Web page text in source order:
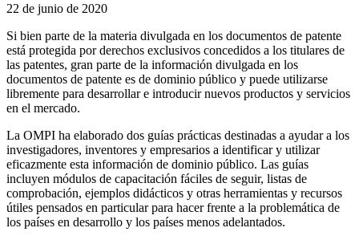
22 de junio de 2020
Si bien parte de la materia divulgada en los documentos de patente
está protegida por derechos exclusivos concedidos a los titulares de
las patentes, gran parte de la información divulgada en los
documentos de patente es de dominio público y puede utilizarse
libremente para desarrollar e introducir nuevos productos y servicios
en el mercado.
La OMPI ha elaborado dos guías prácticas destinadas a ayudar a los
investigadores, inventores y empresarios a identificar y utilizar
eficazmente esta información de dominio público. Las guías
incluyen módulos de capacitación fáciles de seguir, listas de
comprobación, ejemplos didácticos y otras herramientas y recursos
útiles pensados en particular para hacer frente a la problemática de
los países en desarrollo y los países menos adelantados.